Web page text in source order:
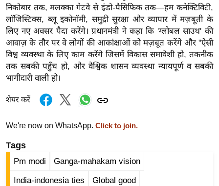
ग
त
ऑ
टो
व
र्ल्ड
ज
फ
नो
रं
ज
निकोबार तक, मलक्का गेटवे से इंडो-पैसिफिक तक—हम कनेक्टिविटी,
लॉजिस्टिक्स, ब्लू इकोनॉमी, समुद्री सुरक्षा और व्यापार में मज़बूती के
लिए नए अवसर पैदा करेंगे। प्रधानमंत्री ने कहा कि 'ग्लोबल साउथ' की
आवाज़ के तौर पर वे लोगों की आकांक्षाओं को मज़बूत करेंगे और "ऐसी
विश्व व्यवस्था के लिए काम करेंगे जिसमें विकास समावेशी हो, तकनीक
तक सबकी पहुँच हो, और वैश्विक शासन व्यवस्था न्यायपूर्ण व सबकी
भागीदारी वाली हो।
शेयर करें
We're now on WhatsApp. Click to join.
Tags
Pm modi Ganga-mahakam vision
India-indonesia ties Global good